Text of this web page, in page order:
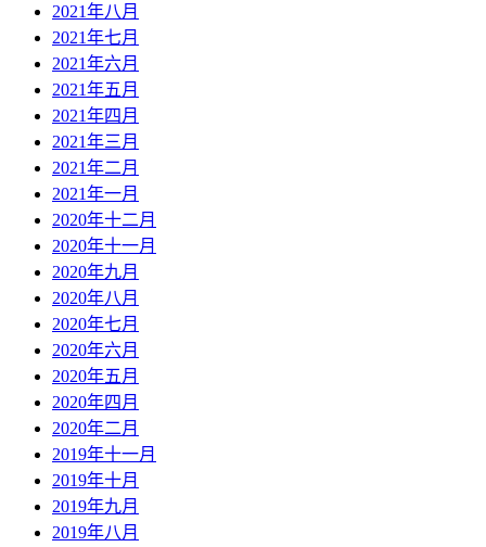
2021年八月
2021年七月
2021年六月
2021年五月
2021年四月
2021年三月
2021年二月
2021年一月
2020年十二月
2020年十一月
2020年九月
2020年八月
2020年七月
2020年六月
2020年五月
2020年四月
2020年二月
2019年十一月
2019年十月
2019年九月
2019年八月